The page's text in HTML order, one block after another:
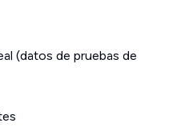
(datos de pruebas de